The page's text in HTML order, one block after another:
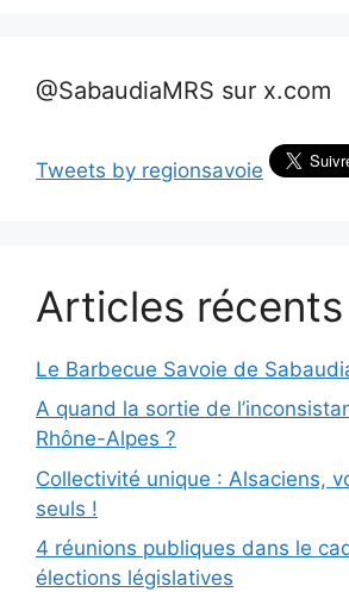
@SabaudiaMRS sur x.com
Tweets by regionsavoie
Articles récents
Le Barbecue Savoie de
A quand la sortie de
Rhône-Alpes ?
Collectivité unique : Alsaciens,
seuls !
4 réunions publiques dans le
élections législatives